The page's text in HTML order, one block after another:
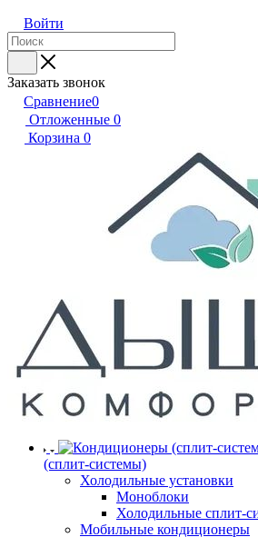
Войти
Заказать звонок
Сравнение0
Отложенные 0
Корзина 0
(сплит-системы)
Холодильные установки
Моноблоки
Холодильные сплит-
Мобильные кондиционеры